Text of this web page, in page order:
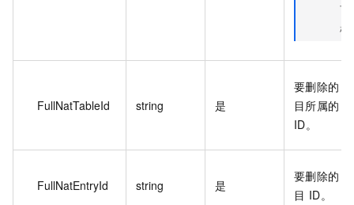
可
样
FullNatTableId string 是
要删除的
目所属的
ID。
FullNatEntryId string 是
要删除的
目 ID。